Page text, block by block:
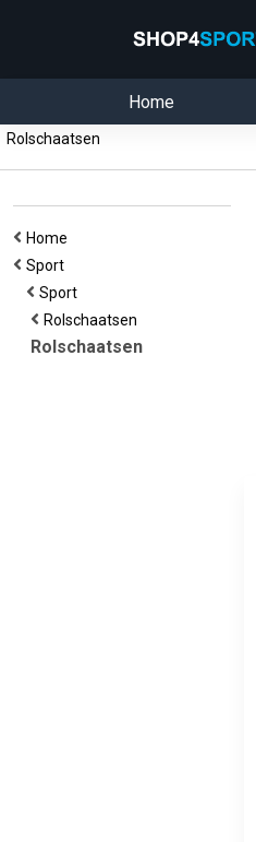
Home
Rolschaatsen
Home
Sport
Sport
Rolschaatsen
Rolschaatsen